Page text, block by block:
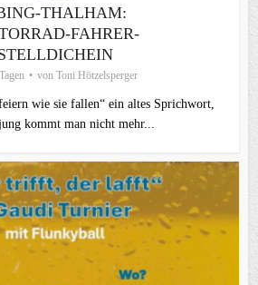
THALHAM:
FAHRER-
von Toni Hötzelsperger
wie sie fallen“ ein altes Sprichwort,
kommt man nicht mehr...